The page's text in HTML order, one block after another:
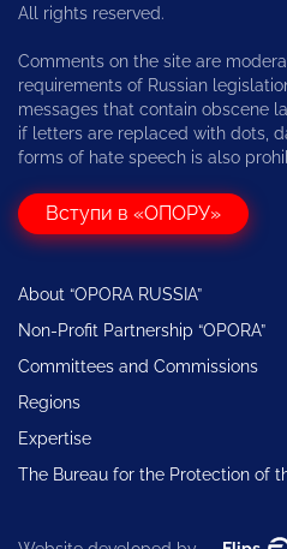
All rights reserved.
Comments on the site are
requirements of Russian
messages that contain obscene
if letters are replaced with dots,
forms of hate speech is also
Вступи в «ОПОРУ»
About “OPORA RUSSIA”
Non-Profit Partnership “OPORA”
Committees and Commissions
Regions
Expertise
The Bureau for the Protection of